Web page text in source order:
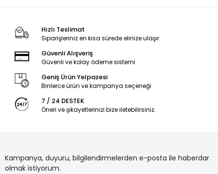
Hızlı Teslimat
Siparişleriniz en kısa sürede elinize ulaşır.
Güvenli Alışveriş
Güvenli ve kolay ödeme sistemi
Geniş Ürün Yelpazesi
Binlerce ürün ve kampanya seçeneği
7 / 24 DESTEK
Öneri ve şikayetlerinizi bize iletebilirsiniz.
Kampanya, duyuru, bilgilendirmelerden e-posta ile haberdar
olmak istiyorum.